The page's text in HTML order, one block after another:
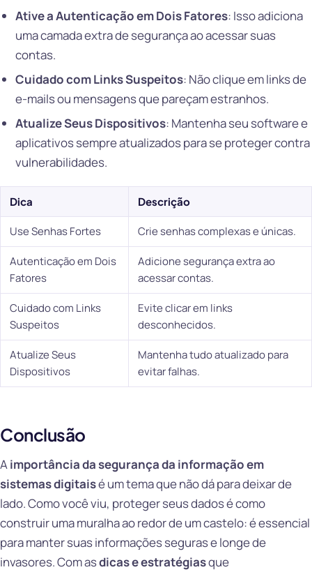
Ative a Autenticação em Dois Fatores: Isso adiciona
uma camada extra de segurança ao acessar suas
contas.
Cuidado com Links Suspeitos: Não clique em links de
e-mails ou mensagens que pareçam estranhos.
Atualize Seus Dispositivos: Mantenha seu software e
aplicativos sempre atualizados para se proteger contra
vulnerabilidades.
Dica Descrição
Use Senhas Fortes Crie senhas complexas e únicas.
Autenticação em Dois
Fatores
Adicione segurança extra ao
acessar contas.
Cuidado com Links
Suspeitos
Evite clicar em links
desconhecidos.
Atualize Seus
Dispositivos
Mantenha tudo atualizado para
evitar falhas.
Conclusão
Aimportância da segurança da informação em
sistemas digitaisé um tema que não dá para deixar de
lado. Como você viu, proteger seus dados é como
construir uma muralha ao redor de um castelo: é essencial
para manter suas informações seguras e longe de
invasores. Com asdicas e estratégiasque